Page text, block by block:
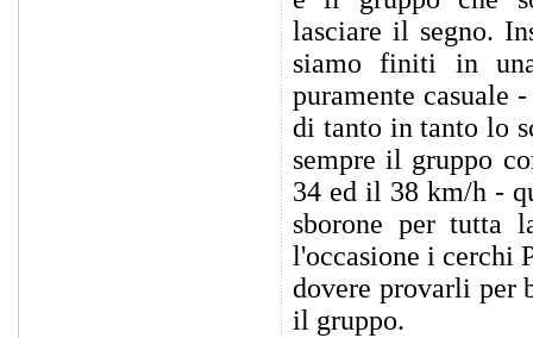
lasciare il segno.
siamo finiti in
puramente casuale
di tanto in tanto lo
sempre il gruppo
34 ed il 38 km/h -
sborone per tutta
l'occasione i cerchi
dovere provarli per
il gruppo.